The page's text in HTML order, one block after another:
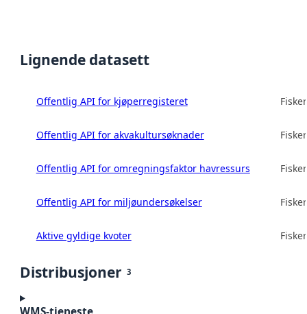
Lignende datasett
Offentlig API for kjøperregisteret
Offentlig API for akvakultursøknader
Offentlig API for omregningsfaktor havressurs
Offentlig API for miljøundersøkelser
Aktive gyldige kvoter
Distribusjoner 3